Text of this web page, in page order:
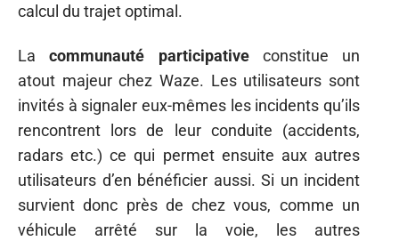
calcul du trajet optimal.
Lacommunauté participativeconstitue un
atout majeur chez Waze. Les utilisateurs sont
invités à signaler eux-mêmes les incidents qu’ils
rencontrent lors de leur conduite (accidents,
radars etc.) ce qui permet ensuite aux autres
utilisateurs d’en bénéficier aussi. Si un incident
survient donc près de chez vous, comme un
véhicule arrêté sur la voie, les autres